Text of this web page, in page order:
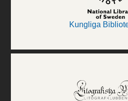
Kungliga